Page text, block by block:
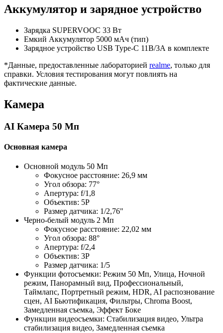
Аккумулятор и зарядное устройство
Зарядка SUPERVOOC 33 Вт
Емкий Аккумулятор 5000 мАч (тип)
Зарядное устройство USB Type-C 11В/3А в комплекте
*Данные, предоставленные лабораторией realme, только для
справки. Условия тестирования могут повлиять на
фактические данные.
Камера
AI Камера 50 Мп
Основная камера
Основной модуль 50 Мп
Фокусное расстояние: 26,9 мм
Угол обзора: 77°
Апертура: f/1,8
Объектив: 5P
Размер датчика: 1/2,76"
Черно-белый модуль 2 Мп
Фокусное расстояние: 22,02 мм
Угол обзора: 88°
Апертура: f/2,4
Объектив: 3P
Размер датчика: 1/5
Функции фотосъемки: Режим 50 Мп, Улица, Ночной
режим, Панорамный вид, Профессиональный,
Таймлапс, Портретный режим, HDR, AI распознование
сцен, AI Бьютификация, Фильтры, Chroma Boost,
Замедленная съемка, Эффект Боке
Функции видеосъемки: Стабилизация видео, Ультра
стабилизация видео, Замедленная съемка